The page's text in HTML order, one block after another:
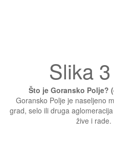
Slika
Što je Goransko Polje?
Goransko Polje je naseljeno
grad, selo ili druga
žive i rade.